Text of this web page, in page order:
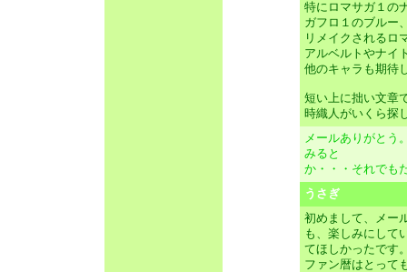
特にロマサガ１の
ガフロ１のブルー
リメイクされるロ
アルベルトやナイ
他のキャラも期待
短い上に拙い文章
時織人がいくら探
メールありがとう
みると
か・・・それでも
うさぎ
初めまして、メー
も、楽しみにして
てほしかったです
ファン暦はとって